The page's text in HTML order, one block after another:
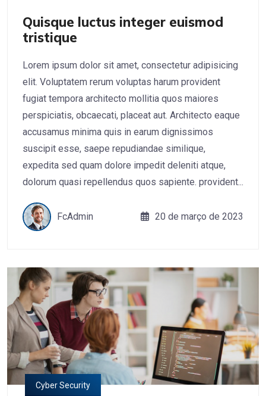
Quisque luctus integer euismod
tristique
Lorem ipsum dolor sit amet, consectetur adipisicing
elit. Voluptatem rerum voluptas harum provident
fugiat tempora architecto mollitia quos maiores
perspiciatis, obcaecati, placeat aut. Architecto eaque
accusamus minima quis in earum dignissimos
suscipit esse, saepe repudiandae similique,
expedita sed quam dolore impedit deleniti atque,
dolorum quasi repellendus quos sapiente. provident...
FcAdmin 20 de março de 2023
Cyber Security